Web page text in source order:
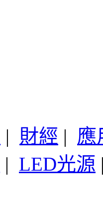
| 財經 | 應
| LED光源